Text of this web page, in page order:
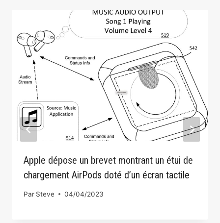
Apple dépose un brevet montrant un étui de
chargement AirPods doté d’un écran tactile
Par Steve 04/04/2023